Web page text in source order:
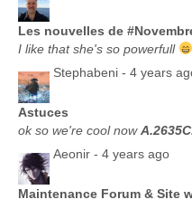
Les nouvelles de
I like that she's so powerfull
Stephabeni - 4 years
Astuces
ok so we're cool now
Aeonir - 4 years ago
Maintenance Forum & Site